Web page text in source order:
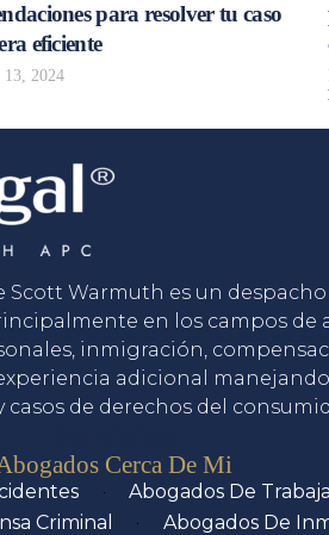
para resolver tu caso
eficiente
13, 2024
Scott Warmuth es un
en los campos de
inmigración,
adicional
casos de derechos del
Cerca De Mi
Abogados De
Criminal
Abogados De